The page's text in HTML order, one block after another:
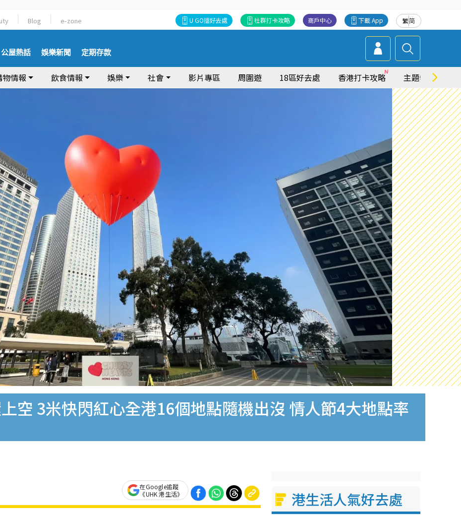
Blog e-zone 繁简
下載 App
商戶中心
社群打卡攻略
U GO搵好去處
公屋熱話 娛樂新聞 定期存款
物情報 飲食情報 娛樂 社會 影片專區 周圍遊 18區好去處 香港打卡攻略 主題特集
空 3米快閃紅心全港16個地點隨機出沒 情人節4大地點率
在Google追蹤
《UHK 港生活》
港生活人氣好去處